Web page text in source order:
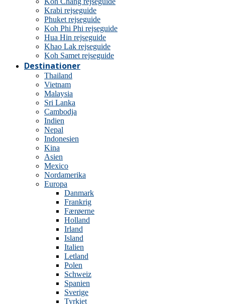
Krabi rejseguide
Phuket rejseguide
Koh Phi Phi rejseguide
Hua Hin rejseguide
Khao Lak rejseguide
Koh Samet rejseguide
Destinationer
Thailand
Vietnam
Malaysia
Sri Lanka
Cambodja
Indien
Nepal
Indonesien
Kina
Asien
Mexico
Nordamerika
Europa
Danmark
Frankrig
Færøerne
Holland
Irland
Island
Italien
Letland
Polen
Schweiz
Spanien
Sverige
Tyrkiet